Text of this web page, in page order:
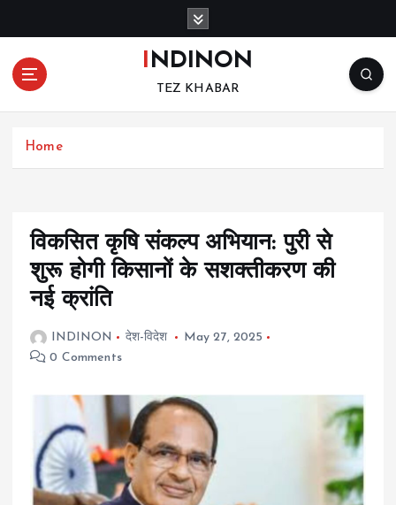
o
INDINON
TEZ KHABAR
Home
विकसित कृषि संकल्प अभियान: पुरी से
शुरू होगी किसानों के सशक्तीकरण की
नई क्रांति
INDINON देश-विदेश
May 27, 2025
0 Comments